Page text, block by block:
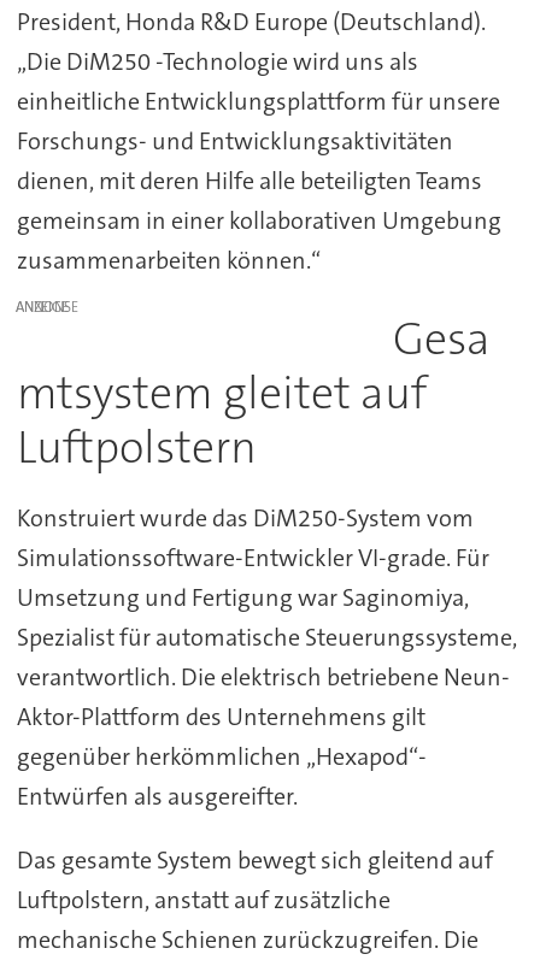
President, Honda R&D Europe (Deutschland).
„Die DiM250 -Technologie wird uns als
einheitliche Entwicklungsplattform für unsere
Forschungs- und Entwicklungsaktivitäten
dienen, mit deren Hilfe alle beteiligten Teams
gemeinsam in einer kollaborativen Umgebung
zusammenarbeiten können.“
ANZEIGE
Gesa
mtsystem gleitet auf
Luftpolstern
Konstruiert wurde das DiM250-System vom
Simulationssoftware-Entwickler VI-grade. Für
Umsetzung und Fertigung war Saginomiya,
Spezialist für automatische Steuerungssysteme,
verantwortlich. Die elektrisch betriebene Neun-
Aktor-Plattform des Unternehmens gilt
gegenüber herkömmlichen „Hexapod“-
Entwürfen als ausgereifter.
Das gesamte System bewegt sich gleitend auf
Luftpolstern, anstatt auf zusätzliche
mechanische Schienen zurückzugreifen. Die